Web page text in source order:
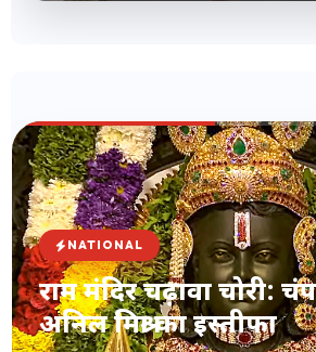
NATIONAL
राम मंदिर चढ़ावा चोरी:
अनिल मिश्रा का इस्तीफा